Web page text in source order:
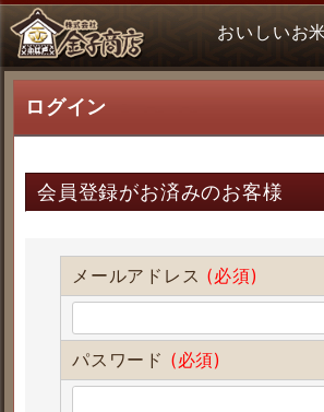
おいしいお
ログイン
会員登録がお済みのお客様
メールアドレス (必須)
パスワード (必須)